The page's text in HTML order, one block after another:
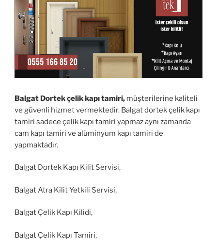
Balgat Dortek çelik kapı tamiri, müşterilerine kaliteli
ve güvenli hizmet vermektedir. Balgat dortek çelik kapı
tamiri sadece çelik kapı tamiri yapmaz aynı zamanda
cam kapı tamiri ve alüminyum kapı tamiri de
yapmaktadır.
Balgat Dortek Kapı Kilit Servisi,
Balgat Atra Kilit Yetkili Servisi,
Balgat Çelik Kapı Kilidi,
Balgat Çelik Kapı Tamiri,